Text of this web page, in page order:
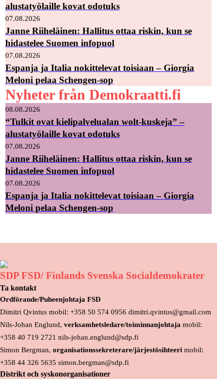
alustatyölaille kovat odotuks
07.08.2026
Janne Riiheläinen: Hallitus ottaa riskin, kun se
hidastelee Suomen infopuol
07.08.2026
Espanja ja Italia nokittelevat toisiaan – Giorgia
Meloni pelaa Schengen-sop
Nyheter från Demokraatti.fi
08.08.2026
“Tulkit ovat kielipalvelualan wolt-kuskeja” –
alustatyölaille kovat odotuks
07.08.2026
Janne Riiheläinen: Hallitus ottaa riskin, kun se
hidastelee Suomen infopuol
07.08.2026
Espanja ja Italia nokittelevat toisiaan – Giorgia
Meloni pelaa Schengen-sop
SDP FSD/ Finlands Svenska Socialdemokrater
Ta kontakt
Ordförande/Puheenjohtaja FSD
Dimitri Qvintus mobil: +358 50 574 0956 dimitri.qvintus@gmail.com
Nils-Johan Englund, verksamhetsledare/toiminnanjohtaja mobil:
+358 40 719 2721 nils-johan.englund@sdp.fi
Simon Bergman, organisationssekreterare/järjestösihteeri mobil:
+358 44 326 5635 simon.bergman@sdp.fi
Distrikt och syskonorganisationer